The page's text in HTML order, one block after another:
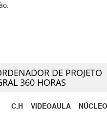
DE PROJETO
360 HORAS
C.H VIDEOAULA
NÚCLEO